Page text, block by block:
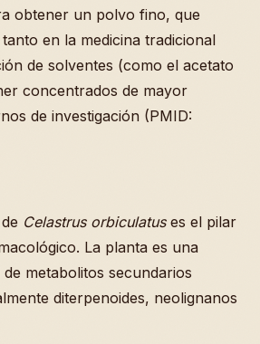
obtener un polvo fino, que
en la medicina tradicional
de solventes (como el acetato
concentrados de mayor
de investigación (PMID:
Celastrus orbiculatuses el pilar
La planta es una
metabolitos secundarios
diterpenoides, neolignanos